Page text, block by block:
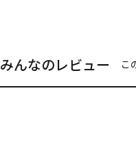
みんなのレビュー こ